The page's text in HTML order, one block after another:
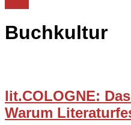
Buchkultur
lit.COLOGNE:
Warum